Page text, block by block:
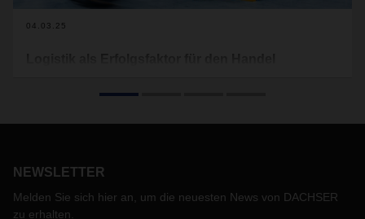
04.03.25
NEWSLETTER
Melden Sie sich hier an, um die neuesten News von DACHSER
zu erhalten.